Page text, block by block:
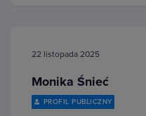
22 listopada 2025
Monika Śnieć
PROFIL PUBLICZNY